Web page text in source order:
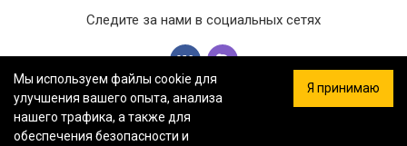
Следите за нами в социальных сетях
Мы используем файлы cookie для
улучшения вашего опыта, анализа
нашего трафика, а также для
обеспечения безопасности и
Я принимаю